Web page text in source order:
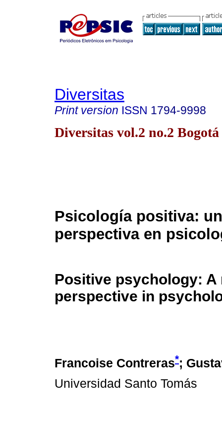
Diversitas
Print version ISSN 1794-9998
Diversitas vol.2 no.2 Bogotá
Psicología positiva:
perspectiva en
Positive psychology: A
perspective in
Francoise Contreras*;
Universidad Santo Tomás